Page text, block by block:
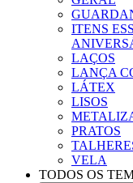
ITENS
LAÇOS
LANÇA
LÁTEX
LISOS
PRATOS
VELA
TODOS OS